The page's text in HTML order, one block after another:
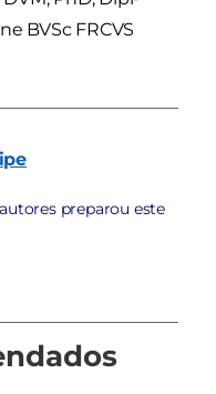
BVSc FRCVS
preparou este